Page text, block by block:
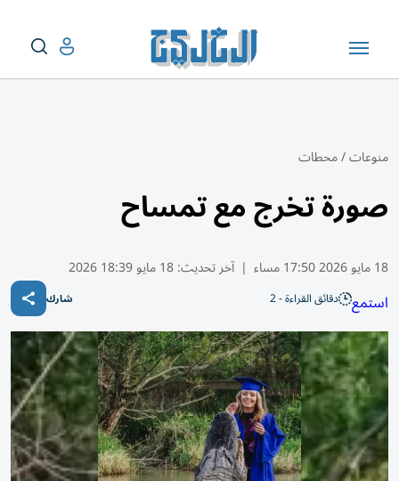
منوعات/محطات
صورة تخرج مع تمساح
18 مايو 2026 17:50 مساء | آخر تحديث:18 مايو 18:39 2026
استمع دقائق القراءة - 2 شارك